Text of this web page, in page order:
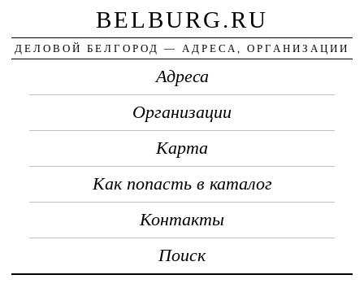
BELBURG.RU
ДЕЛОВОЙ БЕЛГОРОД — АДРЕСА, ОРГАНИЗАЦИИ
Адреса
Организации
Карта
Как попасть в каталог
Контакты
Поиск